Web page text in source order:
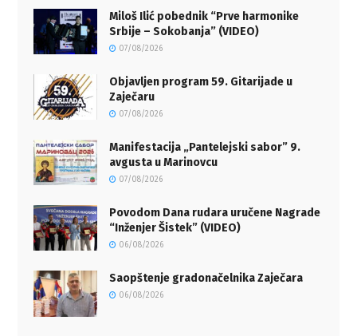
Miloš Ilić pobednik “Prve harmonike
Srbije – Sokobanja” (VIDEO)
07/08/2026
Objavljen program 59. Gitarijade u
Zaječaru
07/08/2026
Manifestacija „Pantelejski sabor” 9.
avgusta u Marinovcu
07/08/2026
Povodom Dana rudara uručene Nagrade
“Inženjer Šistek” (VIDEO)
06/08/2026
Saopštenje gradonačelnika Zaječara
06/08/2026